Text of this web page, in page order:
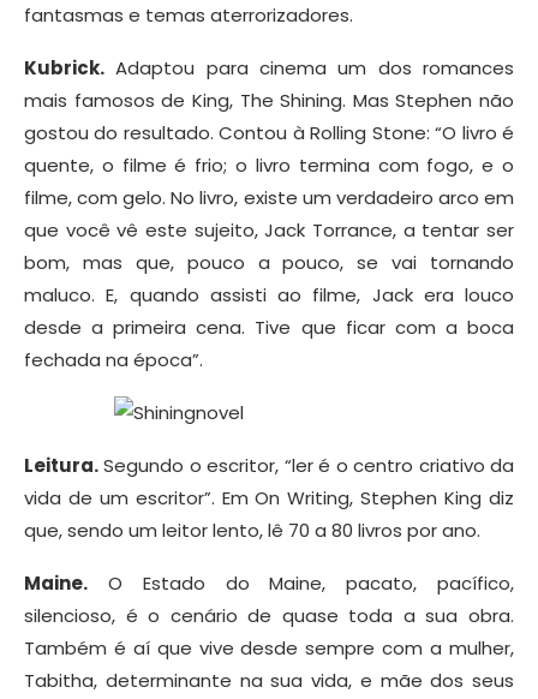
fantasmas e temas aterrorizadores.
Kubrick. Adaptou para cinema um dos romances
mais famosos de King, The Shining. Mas Stephen não
gostou do resultado. Contou à Rolling Stone: “O livro é
quente, o filme é frio; o livro termina com fogo, e o
filme, com gelo. No livro, existe um verdadeiro arco em
que você vê este sujeito, Jack Torrance, a tentar ser
bom, mas que, pouco a pouco, se vai tornando
maluco. E, quando assisti ao filme, Jack era louco
desde a primeira cena. Tive que ficar com a boca
fechada na época”.
Leitura.Segundo o escritor, “ler é o centro criativo da
vida de um escritor”. Em On Writing, Stephen King diz
que, sendo um leitor lento, lê 70 a 80 livros por ano.
Maine. O Estado do Maine, pacato, pacífico,
silencioso, é o cenário de quase toda a sua obra.
Também é aí que vive desde sempre com a mulher,
Tabitha, determinante na sua vida, e mãe dos seus